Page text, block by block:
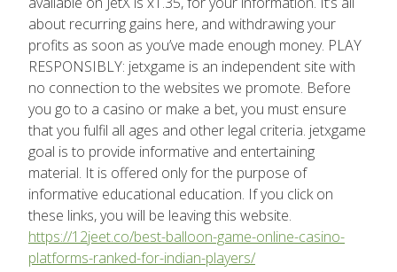
about recurring gains here, and withdrawing your
profits as soon as you’ve made enough money. PLAY
RESPONSIBLY: jetxgame is an independent site with
no connection to the websites we promote. Before
you go to a casino or make a bet, you must ensure
that you fulfil all ages and other legal criteria. jetxgame
goal is to provide informative and entertaining
material. It is offered only for the purpose of
informative educational education. If you click on
these links, you will be leaving this website.
https://12jeet.co/best-balloon-game-online-casino-
platforms-ranked-for-indian-players/